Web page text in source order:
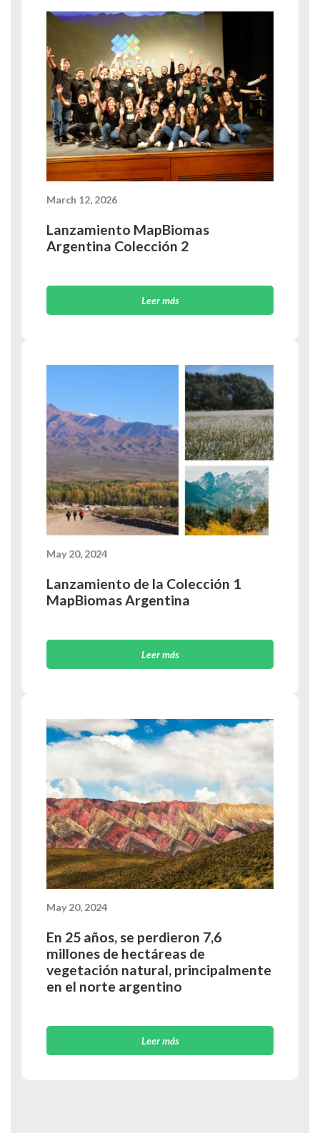
March 12, 2026
Lanzamiento MapBiomas
Argentina Colección 2
Leer más
May 20, 2024
Lanzamiento de la Colección 1
MapBiomas Argentina
Leer más
May 20, 2024
En 25 años, se perdieron 7,6
millones de hectáreas de
vegetación natural, principalmente
en el norte argentino
Leer más